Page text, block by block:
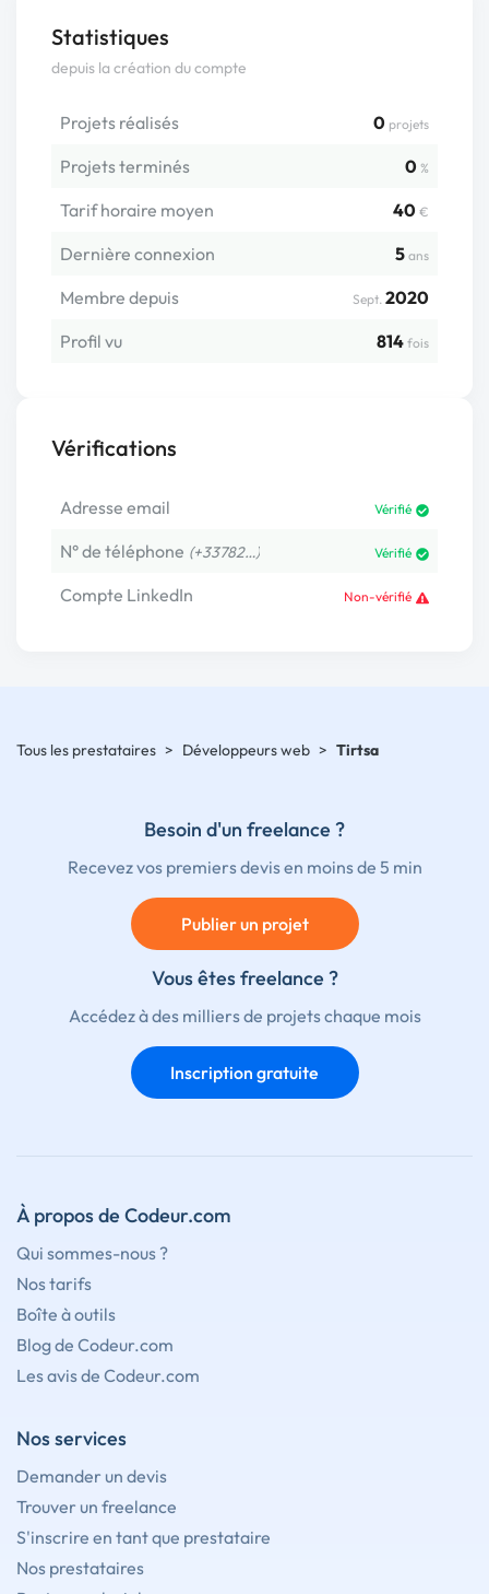
Statistiques
depuis la création du compte
Projets réalisés 0 projets
Projets terminés 0 %
Tarif horaire moyen 40 €
Dernière connexion 5 ans
Membre depuis Sept. 2020
Profil vu
814 fois
Vérifications
Adresse email Vérifié
N° de téléphone (+33782…) Vérifié
Compte LinkedIn Non-vérifié
Tous les prestataires > Développeurs web > Tirtsa
Besoin d'un freelance ?
Recevez vos premiers devis en moins de 5 min
Publier un projet
Vous êtes freelance ?
Accédez à des milliers de projets chaque mois
Inscription gratuite
À propos de Codeur.com
Qui sommes-nous ?
Nos tarifs
Boîte à outils
Blog de Codeur.com
Les avis de Codeur.com
Nos services
Demander un devis
Trouver un freelance
S'inscrire en tant que prestataire
Nos prestataires